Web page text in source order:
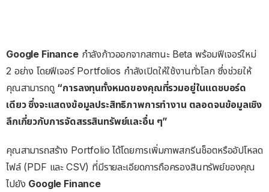
Google Financeกำลังก้าวออกจากสถานะ Beta พร้อมฟีเจอร์ใหม่
2 อย่าง โดยฟีเจอร์ Portfolios กำลังเปิดให้ใช้งานทั่วโลก ซึ่งช่วยให้
คุณสามารถดู “การลงทุนทั้งหมดของคุณที่รวมอยู่ในแดชบอร์ด
เดียว ซึ่งจะแสดงข้อมูลประสิทธิภาพการทำงาน ตลอดจนข้อมูลเชิง
ลึกเกี่ยวกับการจัดสรรสินทรัพย์และอื่น ๆ”
คุณสามารถสร้าง Portfolio ได้โดยการเพิ่มภาพสกรีนช็อตหรืออัปโหลด
ไฟล์ (PDF และ CSV) ที่มีรายละเอียดการถือครองสินทรัพย์ของคุณ
ไปยัง Google Finance